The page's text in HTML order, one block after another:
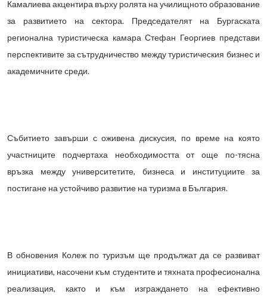
Камалиева акцентира върху ролята на училищното образование
за развитието на сектора. Председателят на Бургаската
регионална туристическа камара Стефан Георгиев представи
перспективите за сътрудничество между туристическия бизнес и
академичните среди.
Събитието завърши с оживена дискусия, по време на която
участниците подчертаха необходимостта от още по-тясна
връзка между университетите, бизнеса и институциите за
постигане на устойчиво развитие на туризма в България.
В обновения Колеж по туризъм ще продължат да се развиват
инициативи, насочени към студентите и тяхната професионална
реализация, както и към изграждането на ефективно